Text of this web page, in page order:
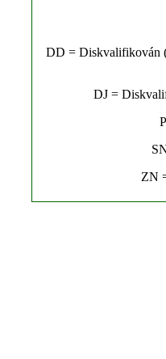
DD = Diskvalifikován
DJ =
ZN